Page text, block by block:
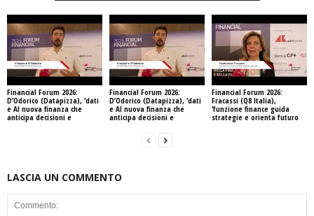
Financial Forum 2026:
D’Odorico (Datapizza), ‘dati
e AI nuova finanza che
anticipa decisioni e
Financial Forum 2026:
D’Odorico (Datapizza), ‘dati
e AI nuova finanza che
anticipa decisioni e
Financial Forum 2026:
Fracassi (Q8 Italia),
‘funzione finance guida
strategie e orienta futuro
LASCIA UN COMMENTO